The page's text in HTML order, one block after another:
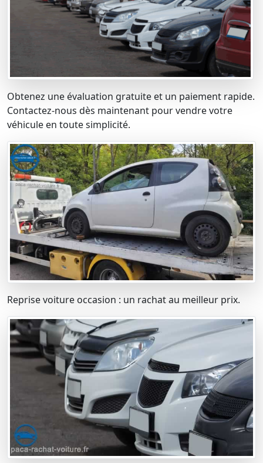
Obtenez une évaluation gratuite et un paiement rapide.
Contactez-nous dès maintenant pour vendre votre
véhicule en toute simplicité.
Reprise voiture occasion : un rachat au meilleur prix.